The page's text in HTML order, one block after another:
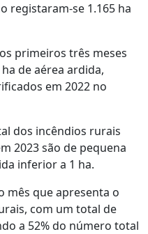
registaram-se 1.165 ha
primeiros três meses
de aérea ardida,
em 2022 no
dos incêndios rurais
2023 são de pequena
inferior a 1 ha.
mês que apresenta o
com um total de
a 52% do número total